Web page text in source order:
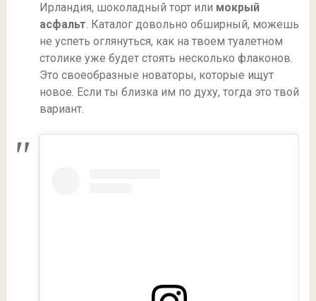
Ирландия, шоколадный торт или мокрый
асфальт. Каталог довольно обширный, можешь
не успеть оглянуться, как на твоем туалетном
столике уже будет стоять несколько флаконов.
Это своеобразные новаторы, которые ищут
новое. Если ты близка им по духу, тогда это твой
вариант.